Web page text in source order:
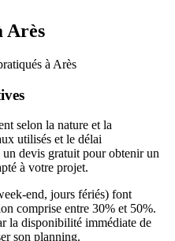
Arès
à Arès
selon la nature et la
utilisés et le délai
devis gratuit pour obtenir un
à votre projet.
end, jours fériés) font
comprise entre 30% et 50%.
la disponibilité immédiate de
son planning.